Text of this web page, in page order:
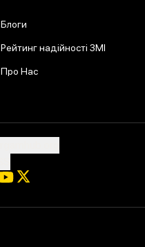
Блоги
Рейтинг надійності ЗМІ
Про Нас